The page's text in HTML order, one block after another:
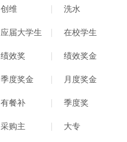
创维 洗水
应届大学生 在校学生
绩效奖 绩效奖金
季度奖金 月度奖金
有餐补 季度奖
采购主 大专